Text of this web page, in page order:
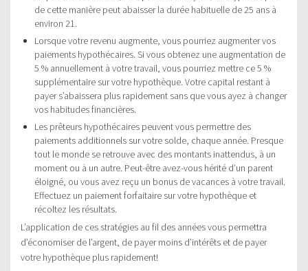
de cette manière peut abaisser la durée habituelle de 25 ans à
environ 21.
Lorsque votre revenu augmente, vous pourriez augmenter vos
paiements hypothécaires. Si vous obtenez une augmentation de
5 % annuellement à votre travail, vous pourriez mettre ce 5 %
supplémentaire sur votre hypothèque. Votre capital restant à
payer s’abaissera plus rapidement sans que vous ayez à changer
vos habitudes financières.
Les prêteurs hypothécaires peuvent vous permettre des
paiements additionnels sur votre solde, chaque année. Presque
tout le monde se retrouve avec des montants inattendus, à un
moment ou à un autre. Peut-être avez-vous hérité d’un parent
éloigné, ou vous avez reçu un bonus de vacances à votre travail.
Effectuez un paiement forfaitaire sur votre hypothèque et
récoltez les résultats.
L’application de ces stratégies au fil des années vous permettra
d’économiser de l’argent, de payer moins d’intérêts et de payer
votre hypothèque plus rapidement!